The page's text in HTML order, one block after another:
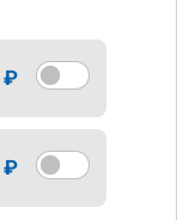
₽
₽